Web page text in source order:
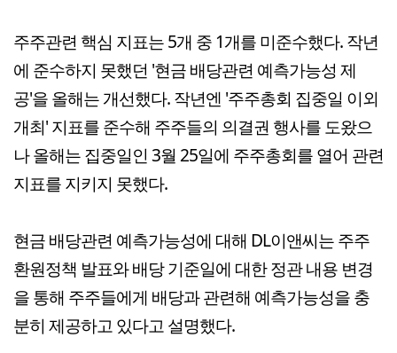
주주관련 핵심 지표는 5개 중 1개를 미준수했다. 작년
에 준수하지 못했던 '현금 배당관련 예측가능성 제
공'을 올해는 개선했다. 작년엔 '주주총회 집중일 이외
개최' 지표를 준수해 주주들의 의결권 행사를 도왔으
나 올해는 집중일인 3월 25일에 주주총회를 열어 관련
지표를 지키지 못했다.
현금 배당관련 예측가능성에 대해 DL이앤씨는 주주
환원정책 발표와 배당 기준일에 대한 정관 내용 변경
을 통해 주주들에게 배당과 관련해 예측가능성을 충
분히 제공하고 있다고 설명했다.